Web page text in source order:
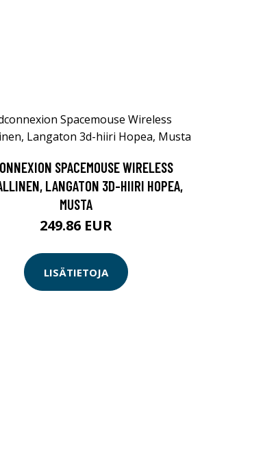
SPACEMOUSE WIRELESS
LANGATON 3D-HIIRI HOPEA,
MUSTA
249.86 EUR
LISÄTIETOJA